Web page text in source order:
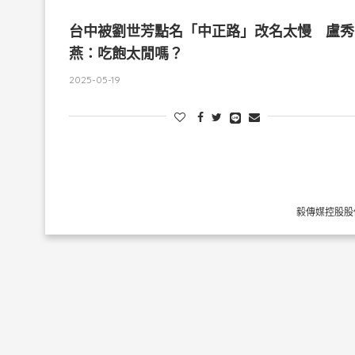
台中被劉世芳點名「中正路」改名太慢 盧秀
燕：吃飽太閒嗎？
2025-05-19
毅傳媒控股